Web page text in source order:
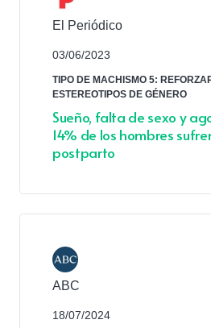
El Periódico
03/06/2023
TIPO DE MACHISMO 5:
ESTEREOTIPOS DE GÉNERO
Sueño, falta de sexo y
14% de los hombres
postparto
ABC
18/07/2024